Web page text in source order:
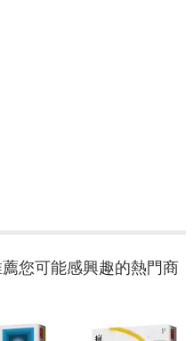
您可能感興趣的熱門商